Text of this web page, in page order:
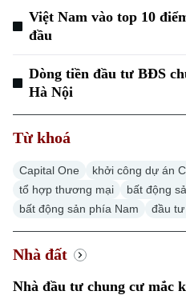
Việt Nam vào top 10
đầu
Dòng tiền đầu tư BĐS
Hà Nội
Từ khoá
Capital One
khởi công dự án
tổ hợp thương mại
bất động
bất động sản phía Nam
đầu
Nhà đất
Nhà đầu tư chung cư mắc